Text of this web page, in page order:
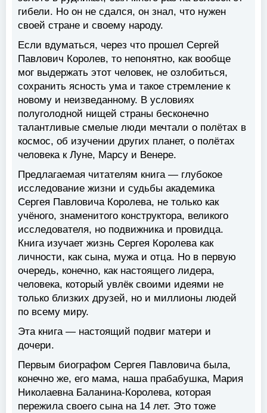
гибели. Но он не сдался, он знал, что нужен
своей стране и своему народу.
Если вдуматься, через что прошел Сергей
Павлович Королев, то непонятно, как вообще
мог выдержать этот человек, не озлобиться,
сохранить ясность ума и такое стремление к
новому и неизведанному. В условиях
полуголодной нищей страны бесконечно
талантливые смелые люди мечтали о полётах в
космос, об изучении других планет, о полётах
человека к Луне, Марсу и Венере.
Предлагаемая читателям книга — глубокое
исследование жизни и судьбы академика
Сергея Павловича Королева, не только как
учёного, знаменитого конструктора, великого
исследователя, но подвижника и провидца.
Книга изучает жизнь Сергея Королева как
личности, как сына, мужа и отца. Но в первую
очередь, конечно, как настоящего лидера,
человека, который увлёк своими идеями не
только близких друзей, но и миллионы людей
по всему миру.
Эта книга — настоящий подвиг матери и
дочери.
Первым биографом Сергея Павловича была,
конечно же, его мама, наша прабабушка, Мария
Николаевна Баланина-Королева, которая
пережила своего сына на 14 лет. Это тоже